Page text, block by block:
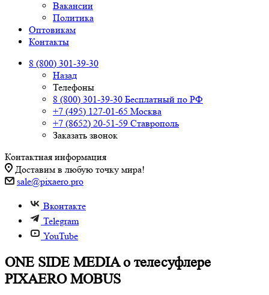
Вакансии
Политика
Оптовикам
Контакты
8 (800) 301-39-30
Назад
Телефоны
8 (800) 301-39-30 Бесплатный по РФ
+7 (495) 127-01-65 Москва
+7 (8652) 20-51-59 Ставрополь
Заказать звонок
Контактная информация
Доставим в любую точку мира!
sale@pixaero.pro
Вконтакте
Telegram
YouTube
ONE SIDE MEDIA о телесуфлере
PIXAERO MOBUS